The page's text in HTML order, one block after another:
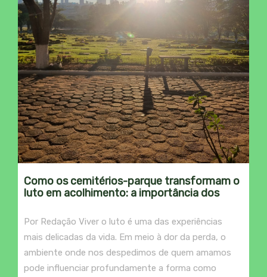
Como os cemitérios-parque transformam o
luto em acolhimento: a importância dos
Por Redação Viver o luto é uma das experiências
mais delicadas da vida. Em meio à dor da perda, o
ambiente onde nos despedimos de quem amamos
pode influenciar profundamente a forma como